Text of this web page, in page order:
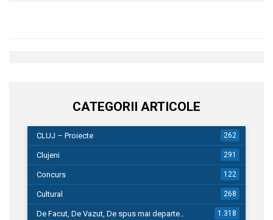
CATEGORII ARTICOLE
CLUJ – Proiecte 262
Clujeni 291
Concurs 122
Cultural 268
De Facut, De Vazut, De spus mai departe… 1.318